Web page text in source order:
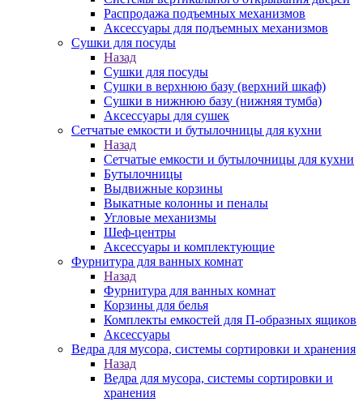
Распродажа подъемных механизмов
Аксессуары для подъемных механизмов
Сушки для посуды
Назад
Сушки для посуды
Сушки в верхнюю базу (верхний шкаф)
Сушки в нижнюю базу (нижняя тумба)
Аксессуары для сушек
Сетчатые емкости и бутылочницы для кухни
Назад
Сетчатые емкости и бутылочницы для кухни
Бутылочницы
Выдвижные корзины
Выкатные колонны и пеналы
Угловые механизмы
Шеф-центры
Аксессуары и комплектующие
Фурнитура для ванных комнат
Назад
Фурнитура для ванных комнат
Корзины для белья
Комплекты емкостей для П-образных ящиков
Аксессуары
Ведра для мусора, системы сортировки и хранения
Назад
Ведра для мусора, системы сортировки и
хранения